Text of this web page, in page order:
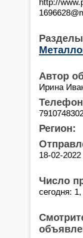
Автор
Ирина
Регион:
18-02-
Число
сегодня: